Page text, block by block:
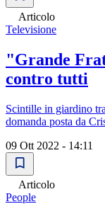
Articolo
Televisione
"Grande
contro tutti
Scintille in giardino
domanda posta da
09 Ott 2022 - 14:11
Articolo
People